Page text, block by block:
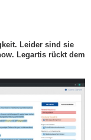
Leider sind sie
Legartis rückt dem